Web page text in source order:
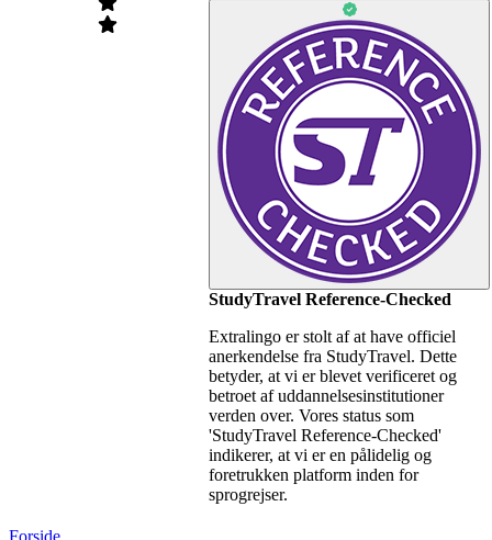
StudyTravel Reference-Checked
Extralingo er stolt af at have officiel
anerkendelse fra StudyTravel. Dette
betyder, at vi er blevet verificeret og
betroet af uddannelsesinstitutioner
verden over. Vores status som
'StudyTravel Reference-Checked'
indikerer, at vi er en pålidelig og
foretrukken platform inden for
sprogrejser.
Forside